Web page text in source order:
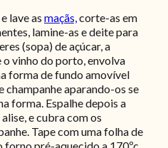
lave as maçãs,corte-as em
lamine-as e deite para
(sopa) de açúcar, a
o vinho do porto, envolva
forma de fundo amovível
aparando-os se
forma. Espalhe depois a
e cubra com os
Tape com uma folha de